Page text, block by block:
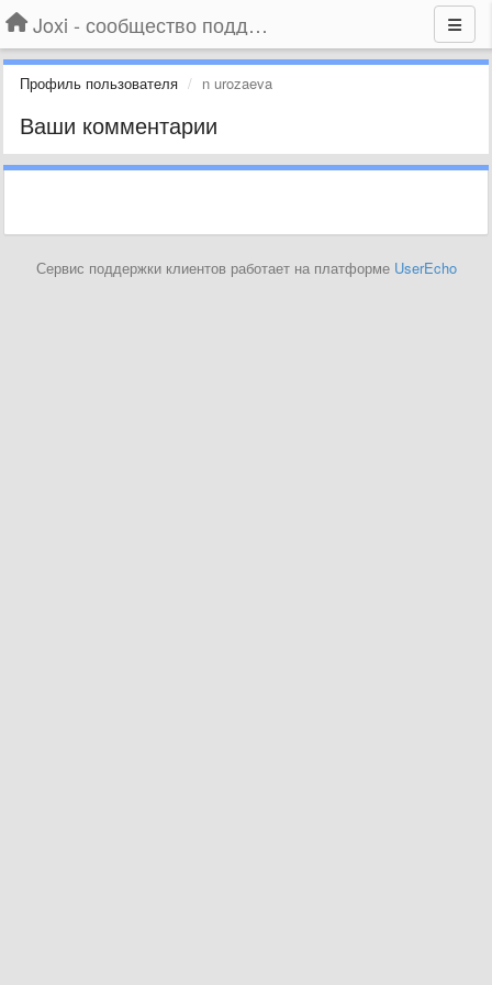
Joxi - сообщество поддержки
Профиль пользователя n urozaeva
Ваши комментарии
Сервис поддержки клиентов работает на платформе UserEcho